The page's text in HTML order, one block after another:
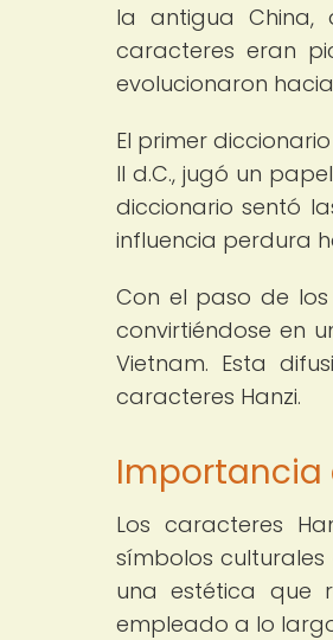
la antigua China,
caracteres eran
evolucionaron
El primer
II d.C., jugó un
diccionario sentó
influencia perdura
Con el paso de
convirtiéndose en
Vietnam. Esta
caracteres Hanzi.
Importancia
Los caracteres
símbolos
una estética que
empleado a lo